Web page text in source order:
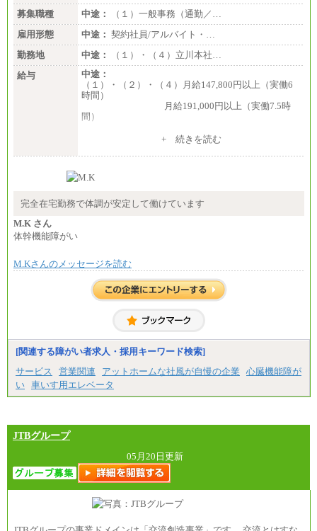
募集職種
中途：
（１）一般事務（通勤／…
雇用形態
中途： 契約社員/アルバイト・…
勤務地
中途：
（１）・（４）立川本社…
給与
中途：
（１）・（２）・（４）月給147,800円以上（実働6
時間）
月給191,000円以上（実働7.5時
間）
（３）月給191,000円以上（実働7.5時間）
（５）月給147,800円以上（実働6時間）
時給 1,226円（実働4.5時間）
間額換算額）
・退職金相当手当 37円
ざいません。
+ 続きを読む
完全在宅勤務で体調が安定して働けています
M.K さん
体幹機能障がい
M.Kさんのメッセージを読む
[関連する障がい者求人・採用キーワード検索]
サービス
営業関連 アットホームな社風が自慢の企業
心臓機能障が
い 車いす用エレベータ
JTBグループ
05月20日更新